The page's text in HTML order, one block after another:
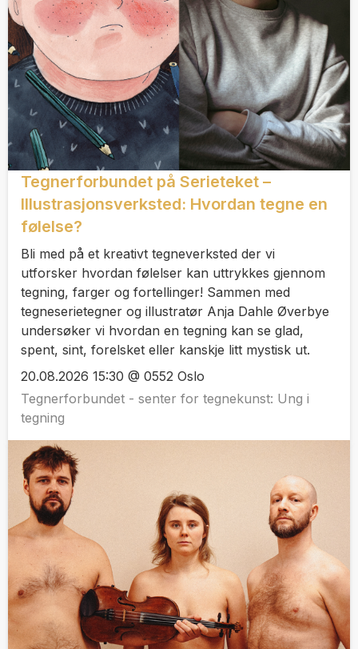
Tegnerforbundet på Serieteket –
Illustrasjonsverksted: Hvordan tegne en
følelse?
‍Bli med på et kreativt tegneverksted der vi
utforsker hvordan følelser kan uttrykkes gjennom
tegning, farger og fortellinger! Sammen med
tegneserietegner og illustratør Anja Dahle Øverbye
undersøker vi hvordan en tegning kan se glad,
spent, sint, forelsket eller kanskje litt mystisk ut.
20.08.2026 15:30 @ 0552 Oslo
Tegnerforbundet - senter for tegnekunst: Ung i
tegning